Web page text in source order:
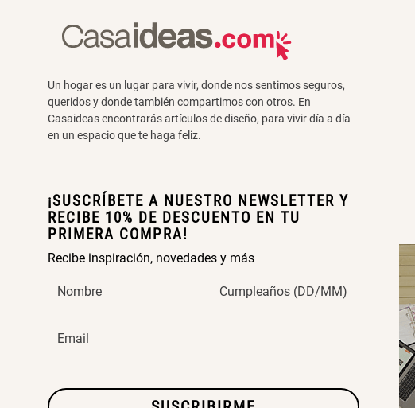
Un hogar es un lugar para vivir, donde nos sentimos seguros,
queridos y donde también compartimos con otros. En
Casaideas encontrarás artículos de diseño, para vivir día a día
en un espacio que te haga feliz.
¡SUSCRÍBETE A NUESTRO NEWSLETTER Y
RECIBE 10% DE DESCUENTO EN TU
PRIMERA COMPRA!
Recibe inspiración, novedades y más
Nombre Cumpleaños (DD/MM)
Email